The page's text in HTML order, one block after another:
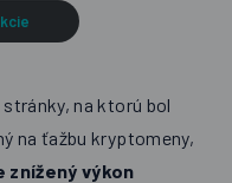
na ktorú bol
na ťažbu kryptomeny,
výkon